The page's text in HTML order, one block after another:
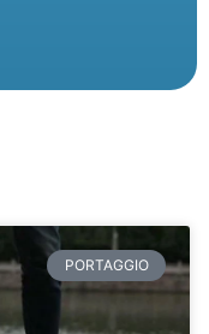
PORTAGGIO